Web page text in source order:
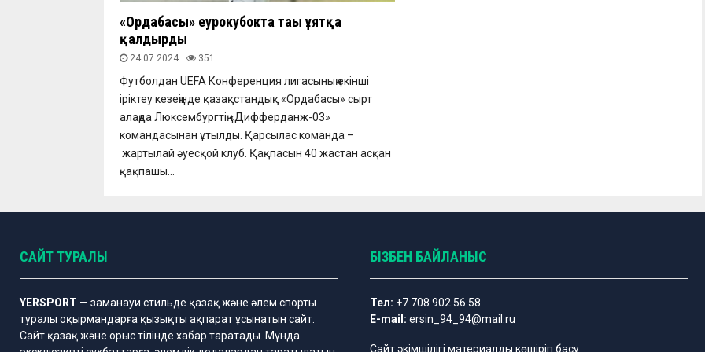
«Ордабасы» еурокубокта тағы ұятқа
қалдырды
24.07.2024 351
Футболдан UEFA Конференция лигасының екінші
іріктеу кезеңінде қазақстандық «Ордабасы» сырт
алаңда Люксембургтің «Дифферданж-03»
командасынан ұтылды. Қарсылас команда –
жартылай әуесқой клуб. Қақпасын 40 жастан асқан
қақпашы...
САЙТ ТУРАЛЫ
YERSPORT — заманауи стильде қазақ және әлем спорты
туралы оқырмандарға қызықты ақпарат ұсынатын сайт.
Сайт қазақ және орыс тілінде хабар таратады. Мұнда
БІЗБЕН БАЙЛАНЫС
Тел: +7 708 902 56 58
E-mail: ersin_94_94@mail.ru
Сайт әкімшілігі материалды көшіріп басу